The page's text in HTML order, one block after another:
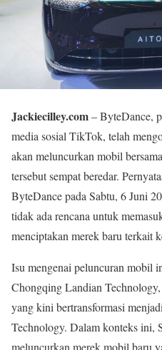
Jackiecilley.com– ByteDance,
media sosial TikTok, telah
akan meluncurkan mobil
tersebut sempat beredar.
ByteDance pada Sabtu, 6 Juni
tidak ada rencana untuk
menciptakan merek baru terkait
Isu mengenai peluncuran mobil
Chongqing Landian Technology,
yang kini bertransformasi
Technology. Dalam konteks ini,
meluncurkan merek mobil baru